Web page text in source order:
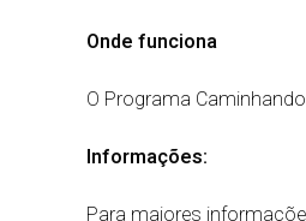
Onde funciona
O Programa
Informações:
Para maiores